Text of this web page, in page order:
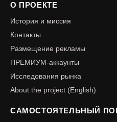
О ПРОЕКТЕ
История и миссия
Контакты
Размещение рекламы
ПРЕМИУМ-аккаунты
Исследования рынка
About the project (English)
САМОСТОЯТЕЛЬНЫЙ